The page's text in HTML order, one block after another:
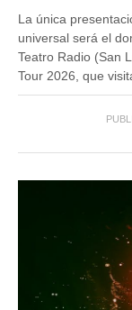
La única
universal será el
Teatro Radio (San
Tour 2026, que